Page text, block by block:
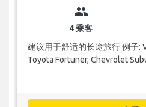
group
4 乘客
建议用于舒适的长途旅行 例子:
Toyota Fortuner, Chevrolet